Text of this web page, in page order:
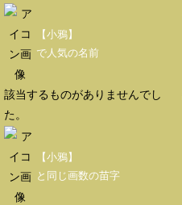
【小鴉】
で人気の名前
該当するものがありませんでし
た。
【小鴉】
と同じ画数の苗字